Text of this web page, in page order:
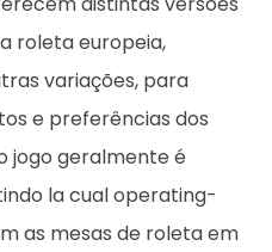
roleta europeia,
variações, para
e preferências dos
jogo geralmente é
la cual operating-
as mesas de roleta em